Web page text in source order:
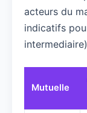
acteurs du
indicatifs
Mutuelle